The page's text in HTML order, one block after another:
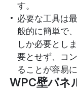
す。
必要な工具は
般的に簡単で
しか必要とし
要とせず、コ
ることが容易
WPC壁パネ